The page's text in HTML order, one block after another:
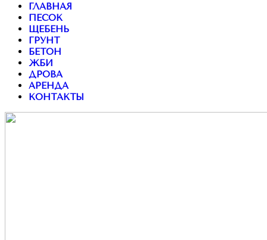
ГЛАВНАЯ
ПЕСОК
ЩЕБЕНЬ
ГРУНТ
БЕТОН
ЖБИ
ДРОВА
АРЕНДА
КОНТАКТЫ